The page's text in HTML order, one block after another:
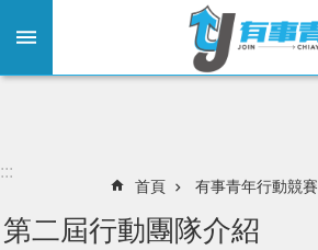
:::
首頁 有事青年行動競賽
第二屆行動團隊介紹